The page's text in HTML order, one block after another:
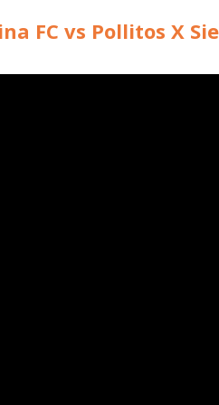
FC vs Pollitos X